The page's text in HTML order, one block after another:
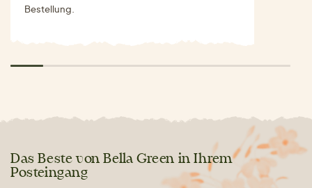
Bestellung.
Das Beste von Bella Green in Ihrem
Posteingang